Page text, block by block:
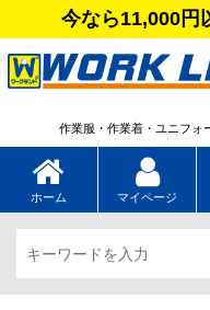
今なら11,000円
作業服・作業着・ユニフォ
ホーム マイページ